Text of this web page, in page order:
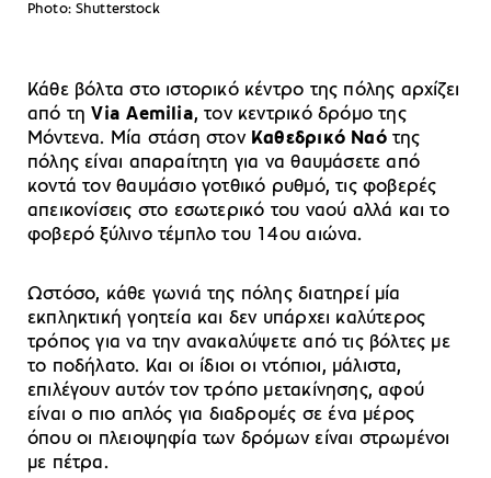
Photo: Shutterstock
Κάθε βόλτα στο ιστορικό κέντρο της πόλης αρχίζει
από τηVia Aemilia, τον κεντρικό δρόμο της
Μόντενα. Μία στάση στον Καθεδρικό Ναό της
πόλης είναι απαραίτητη για να θαυμάσετε από
κοντά τον θαυμάσιο γοτθικό ρυθμό, τις φοβερές
απεικονίσεις στο εσωτερικό του ναού αλλά και το
φοβερό ξύλινο τέμπλο του 14ου αιώνα.
Ωστόσο, κάθε γωνιά της πόλης διατηρεί μία
εκπληκτική γοητεία και δεν υπάρχει καλύτερος
τρόπος για να την ανακαλύψετε από τις βόλτες με
το ποδήλατο. Και οι ίδιοι οι ντόπιοι, μάλιστα,
επιλέγουν αυτόν τον τρόπο μετακίνησης, αφού
είναι ο πιο απλός για διαδρομές σε ένα μέρος
όπου οι πλειοψηφία των δρόμων είναι στρωμένοι
με πέτρα.